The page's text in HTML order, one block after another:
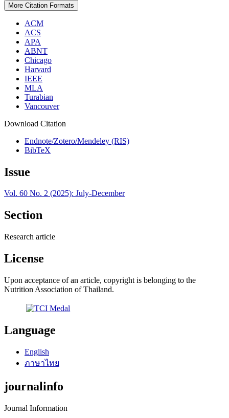
More Citation Formats
ACM
ACS
APA
ABNT
Chicago
Harvard
IEEE
MLA
Turabian
Vancouver
Download Citation
Endnote/Zotero/Mendeley (RIS)
BibTeX
Issue
Vol. 60 No. 2 (2025): July-December
Section
Research article
License
Upon acceptance of an article, copyright is belonging to the
Nutrition Association of Thailand.
Language
English
ภาษาไทย
journalinfo
Journal Information